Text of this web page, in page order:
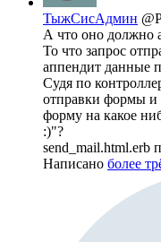
ТыжСисАдмин
А что оно должно
То что запрос
аппендит данные
Судя по
отправки формы и
форму на какое
:)"?
send_mail.html.erb
Написано более